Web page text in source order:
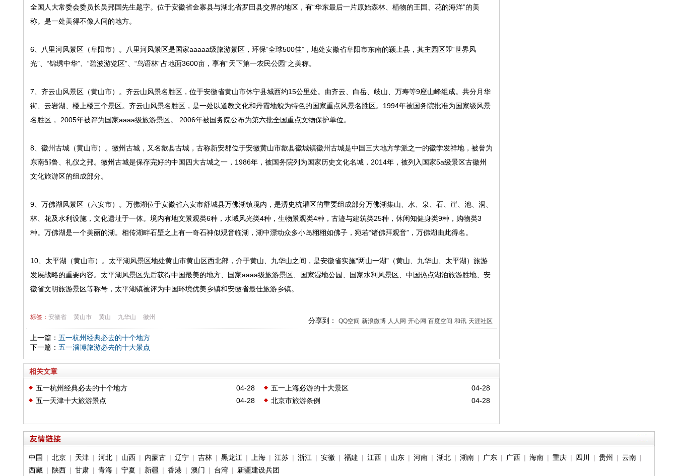
全国人大常委会委员长吴邦国先生题字。位于安徽省金寨县与湖北省罗田县交界的地区，有“华东最后一片原始森林、植物的王国、花的海洋”的美
称。是一处美得不像人间的地方。
6、八里河风景区（阜阳市）。八里河风景区是国家aaaaa级旅游景区，环保“全球500佳”，地处安徽省阜阳市东南的颍上县，其主园区即“世界风
光”、“锦绣中华”、“碧波游览区”、“鸟语林”占地面3600亩，享有“天下第一农民公园”之美称。
7、齐云山风景区（黄山市）。齐云山风景名胜区，位于安徽省黄山市休宁县城西约15公里处。由齐云、白岳、歧山、万寿等9座山峰组成。共分月华
街、云岩湖、楼上楼三个景区。齐云山风景名胜区，是一处以道教文化和丹霞地貌为特色的国家重点风景名胜区。1994年被国务院批准为国家级风景
名胜区， 2005年被评为国家aaaa级旅游景区。 2006年被国务院公布为第六批全国重点文物保护单位。
8、徽州古城（黄山市）。徽州古城，又名歙县古城，古称新安郡位于安徽黄山市歙县徽城镇徽州古城是中国三大地方学派之一的徽学发祥地，被誉为
东南邹鲁、礼仪之邦。徽州古城是保存完好的中国四大古城之一，1986年，被国务院列为国家历史文化名城，2014年，被列入国家5a级景区古徽州
文化旅游区的组成部分。
9、万佛湖风景区（六安市）。万佛湖位于安徽省六安市舒城县万佛湖镇境内，是淠史杭灌区的重要组成部分万佛湖集山、水、泉、石、崖、池、洞、
林、花及水利设施，文化遗址于一体。境内有地文景观类6种，水域风光类4种，生物景观类4种，古迹与建筑类25种，休闲知健身类9种，购物类3
种。万佛湖是一个美丽的湖。相传湖畔石壁之上有一奇石神似观音临湖，湖中漂动众多小岛栩栩如佛子，宛若“诸佛拜观音”，万佛湖由此得名。
10、太平湖（黄山市）。太平湖风景区地处黄山市黄山区西北部，介于黄山、九华山之间，是安徽省实施“两山一湖”（黄山、九华山、太平湖）旅游
发展战略的重要内容。太平湖风景区先后获得中国最美的地方、国家aaaa级旅游景区、国家湿地公园、国家水利风景区、中国热点湖泊旅游胜地、安
徽省文明旅游景区等称号，太平湖镇被评为中国环境优美乡镇和安徽省最佳旅游乡镇。
标签： 安徽省 黄山市 黄山 九华山 徽州 分享到： QQ空间 新浪微博 人人网 开心网 百度空间 和讯 天涯社区
上一篇： 五一杭州经典必去的十个地方
下一篇： 五一淄博旅游必去的十大景点
相关文章
04-28
五一杭州经典必去的十个地方 04-28
五一上海必游的十大景区
04-28
五一天津十大旅游景点 04-28
北京市旅游条例
中国 | 北京| 天津| 河北| 山西| 内蒙古| 辽宁| 吉林| 黑龙江 | 上海| 江苏| 浙江 | 安徽| 福建 | 江西| 山东| 河南| 湖北| 湖南| 广东| 广西| 海南| 重庆| 四川 | 贵州 | 云南|
西藏| 陕西| 甘肃| 青海| 宁夏 | 新疆 | 香港| 澳门 | 台湾| 新疆建设兵团